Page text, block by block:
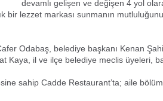
devamlı gelişen ve değişen 4 yol
bir lezzet markası sunmanın
Odabaş, belediye başkanı Kenan
Kaya, il ve ilçe belediye meclis üyeleri,
sahip Cadde Restaurant’ta; aile